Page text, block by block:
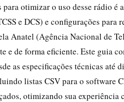
otimizar o uso desse rádio é
e DCS) e configurações
Anatel (Agência Nacional de
e de forma eficiente. Este guia
as especificações técnicas até
listas CSV para o software
otimizando sua